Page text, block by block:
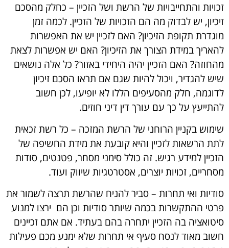
זכויות והתחייבויות של הרשת ושל הזכיין – כחלק מהסכם
זיכיון, יש לבדוק מה הם הזכויות של הזכיין. לכמה זמן
מוגדרת תקופת הזיכיון? האם לזכיין יש את האפשרות
להאריך במידת הצורך את הזיכיון? האם יש אפשרות לצאת
מהחוזה? האם הזכיין יהיה היחידי באזור? כל אלה נושאים
שיש להגדיר, ויכול להיות שגם אם תראו הסכם זיכיון
לדוגמה, חלק מהסעיפים הללו לא יופיעו, לכן חשוב
להתייעץ על כך עם עורך דין דיני חוזים.
שימוש בקניין הרוחני של הרשת המזכה – כל רשת זכאית
לתת הרשאות לזכיין והיא קובעת את מידת החשיפה של
הזכיין למידע רגיש. זה כולל סימני מסחר, פטנטים, סודות
מסחריים, זכויות יוצרים, אסטרטגיות שיווק ועוד.
סודיות ואי תחרות – סביר להניח שהרשת תרצה לשמור את
פרטי ההתקשרות בכמה שיותר סודיות וכן הם ירצו למנוע
סיטואציה בה הזכיין יתחרה בהם בעתיד. אם אתם זכיינים
חשוב מאוד לנסח סעיף אי תחרות שלא ימנע מכם פעילות